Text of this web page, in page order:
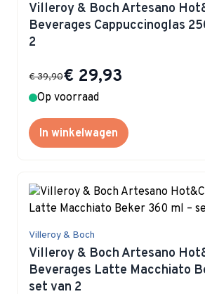
Villeroy & Boch Artesano
Beverages Cappuccinoglas
2
Special Price
€ 29,93
€ 39,90
Op voorraad
In winkelwagen
Villeroy & Boch
Villeroy & Boch Artesano
Beverages Latte Macchiato
set van 2